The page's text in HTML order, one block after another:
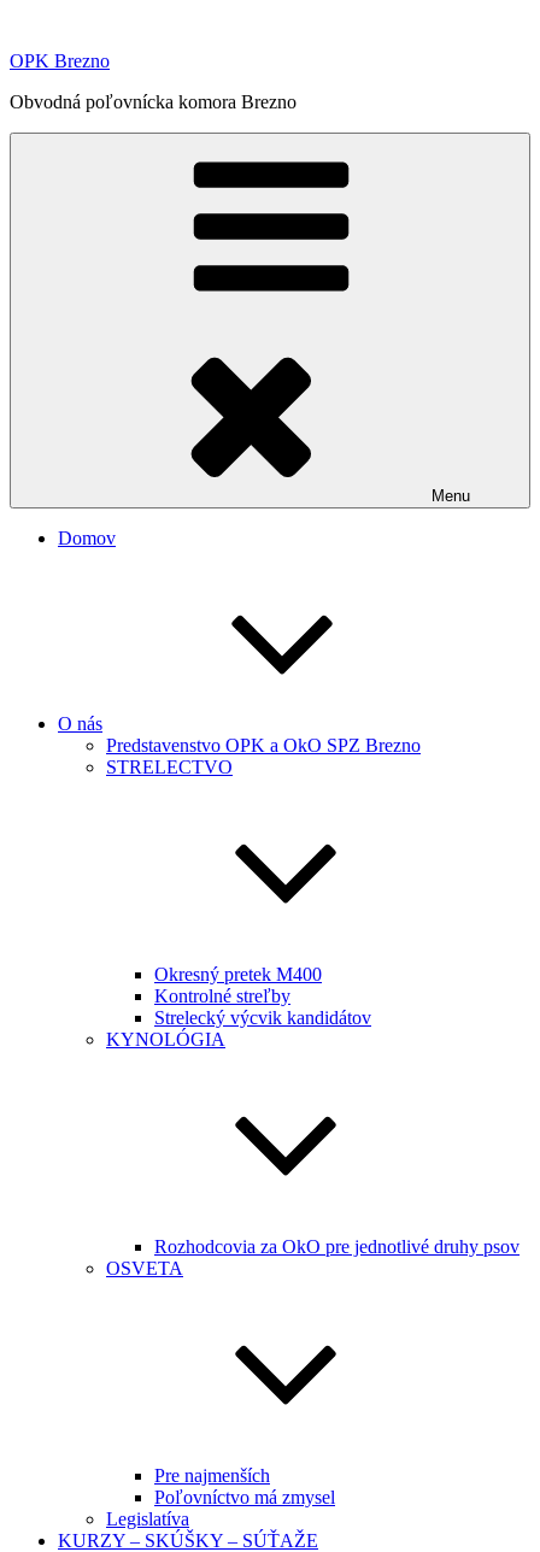
obsah
OPK Brezno
Obvodná poľovnícka komora Brezno
Menu
Domov
O nás
Predstavenstvo OPK a OkO SPZ Brezno
STRELECTVO
Okresný pretek M400
Kontrolné streľby
Strelecký výcvik kandidátov
KYNOLÓGIA
Rozhodcovia za OkO pre jednotlivé druhy psov
OSVETA
Pre najmenších
Poľovníctvo má zmysel
Legislatíva
KURZY – SKÚŠKY – SÚŤAŽE